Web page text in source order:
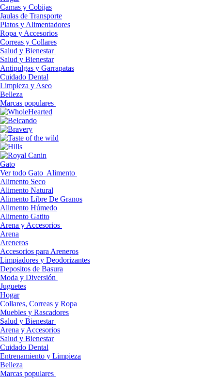
Camas y Cobijas
Jaulas de Transporte
Platos y Alimentadores
Ropa y Accesorios
Correas y Collares
Salud y Bienestar
Salud y Bienestar
Antipulgas y Garrapatas
Cuidado Dental
Limpieza y Aseo
Belleza
Marcas populares
Gato
Ver todo Gato Alimento
Alimento Seco
Alimento Natural
Alimento Libre De Granos
Alimento Húmedo
Alimento Gatito
Arena y Accesorios
Arena
Areneros
Accesorios para Areneros
Limpiadores y Deodorizantes
Depositos de Basura
Moda y Diversión
Juguetes
Hogar
Collares, Correas y Ropa
Muebles y Rascadores
Salud y Bienestar
Arena y Accesorios
Salud y Bienestar
Cuidado Dental
Entrenamiento y Limpieza
Belleza
Marcas populares